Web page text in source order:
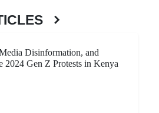
Disinformation, and
2024 Gen Z Protests in Kenya